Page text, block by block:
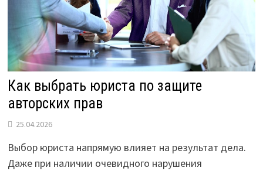
Как выбрать юриста по защите
авторских прав
25.04.2026
Выбор юриста напрямую влияет на результат дела.
Даже при наличии очевидного нарушения